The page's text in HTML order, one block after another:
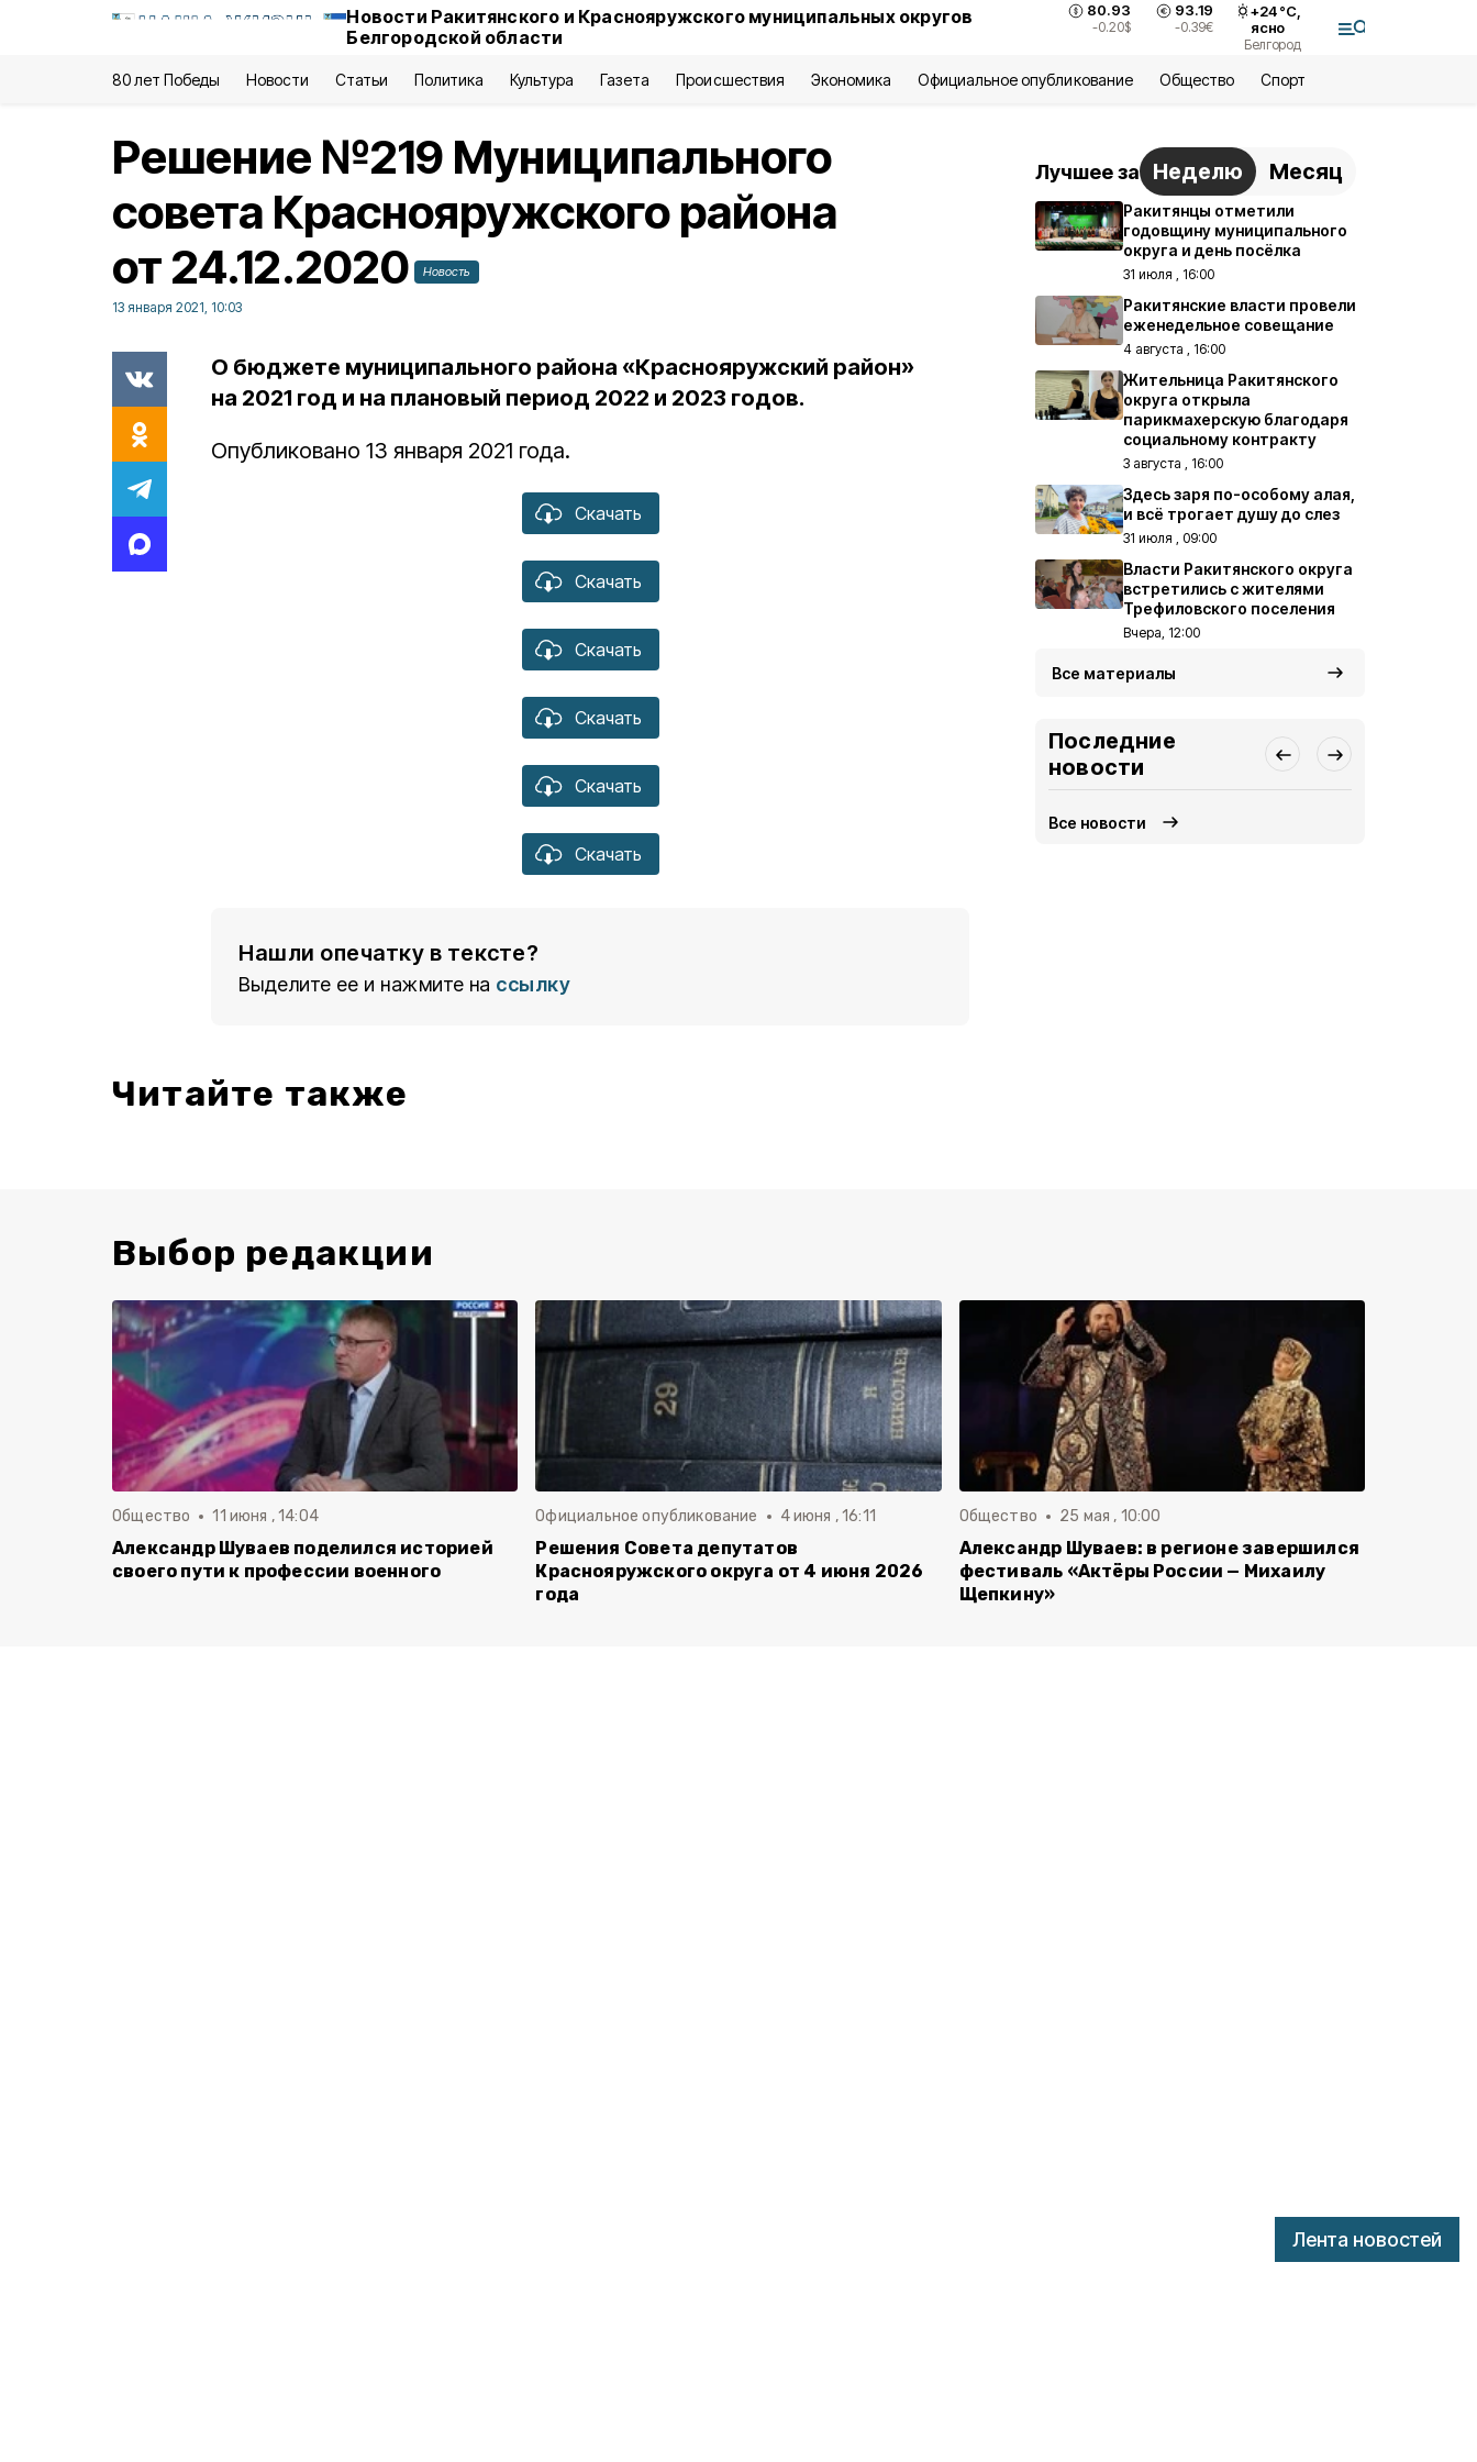
Новости Ракитянского и Краснояружского муниципальных округов
Белгородской области
80.93
-0.20$
93.19
-0.39€
+24°С,
ясно
Белгород
80 лет Победы Новости Статьи Политика Культура Газета Происшествия Экономика Официальное опубликование Общество Спорт
Лента новостей
Решение №219 Муниципального
совета Краснояружского района
от 24.12.2020
Новость
13 января 2021, 10:03
О бюджете муниципального района «Краснояружский район»
на 2021 год и на плановый период 2022 и 2023 годов.
Опубликовано 13 января 2021 года.
Скачать
Скачать
Скачать
Скачать
Скачать
Скачать
Нашли опечатку в тексте?
Выделите ее и нажмите на ссылку
Читайте также
Лучшее за Неделю Месяц
Ракитянцы отметили
годовщину муниципального
округа и день посёлка
31 июля , 16:00
Ракитянские власти провели
еженедельное совещание
4 августа , 16:00
Жительница Ракитянского
округа открыла
парикмахерскую благодаря
социальному контракту
3 августа , 16:00
Здесь заря по-особому алая,
и всё трогает душу до слез
31 июля , 09:00
Власти Ракитянского округа
встретились с жителями
Трефиловского поселения
Вчера, 12:00
Все материалы
Последние
новости
Все новости
Выбор редакции
Общество 11 июня , 14:04
Александр Шуваев поделился историей
своего пути к профессии военного
Официальное опубликование 4 июня , 16:11
Решения Совета депутатов
Краснояружского округа от 4 июня 2026
года
Общество 25 мая , 10:00
Александр Шуваев: в регионе завершился
фестиваль «Актёры России — Михаилу
Щепкину»